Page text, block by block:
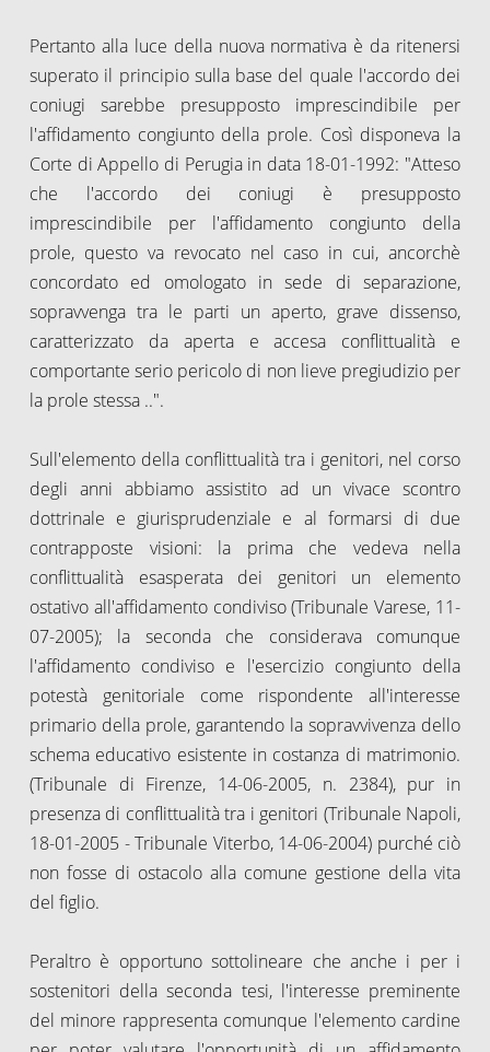
Pertanto alla luce della nuova normativa è da ritenersi
superato il principio sulla base del quale l'accordo dei
coniugi sarebbe presupposto imprescindibile per
l'affidamento congiunto della prole. Così disponeva la
Corte di Appello di Perugia in data 18-01-1992: "Atteso
che l'accordo dei coniugi è presupposto
imprescindibile per l'affidamento congiunto della
prole, questo va revocato nel caso in cui, ancorchè
concordato ed omologato in sede di separazione,
sopravvenga tra le parti un aperto, grave dissenso,
caratterizzato da aperta e accesa conflittualità e
comportante serio pericolo di non lieve pregiudizio per
la prole stessa ..".
Sull'elemento della conflittualità tra i genitori, nel corso
degli anni abbiamo assistito ad un vivace scontro
dottrinale e giurisprudenziale e al formarsi di due
contrapposte visioni: la prima che vedeva nella
conflittualità esasperata dei genitori un elemento
ostativo all'affidamento condiviso (Tribunale Varese, 11-
07-2005); la seconda che considerava comunque
l'affidamento condiviso e l'esercizio congiunto della
potestà genitoriale come rispondente all'interesse
primario della prole, garantendo la sopravvivenza dello
schema educativo esistente in costanza di matrimonio.
(Tribunale di Firenze, 14-06-2005, n. 2384), pur in
presenza di conflittualità tra i genitori (Tribunale Napoli,
18-01-2005 - Tribunale Viterbo, 14-06-2004) purché ciò
non fosse di ostacolo alla comune gestione della vita
del figlio.
Peraltro è opportuno sottolineare che anche i per i
sostenitori della seconda tesi, l'interesse preminente
del minore rappresenta comunque l'elemento cardine